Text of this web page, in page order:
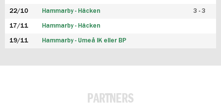
22/10 Hammarby - Häcken 3 - 3
17/11 Hammarby - Häcken
19/11 Hammarby - Umeå IK eller BP
PARTNERS